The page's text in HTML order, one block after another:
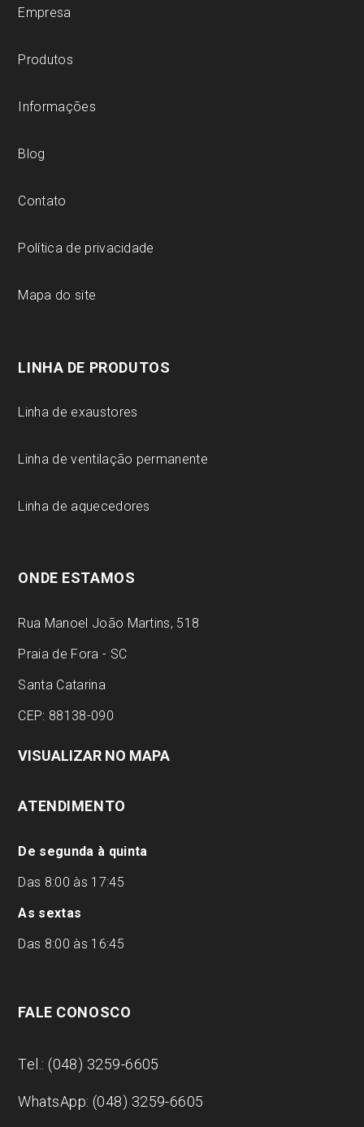
Empresa
Produtos
Informações
Blog
Contato
Política de privacidade
Mapa do site
LINHA DE PRODUTOS
Linha de exaustores
Linha de ventilação permanente
Linha de aquecedores
ONDE ESTAMOS
Rua Manoel João Martins, 518
Praia de Fora - SC
Santa Catarina
CEP: 88138-090
VISUALIZAR NO MAPA
ATENDIMENTO
De segunda à quinta
Das 8:00 às 17:45
As sextas
Das 8:00 às 16:45
FALE CONOSCO
Tel.: (048) 3259-6605
WhatsApp: (048) 3259-6605